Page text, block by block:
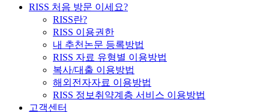
RISS 처음 방문 이세요?
RISS란?
RISS 이용권한
내 추천논문 등록방법
RISS 자료 유형별 이용방법
복사/대출 이용방법
해외전자자료 이용방법
RISS 정보취약계층 서비스 이용방법
고객센터